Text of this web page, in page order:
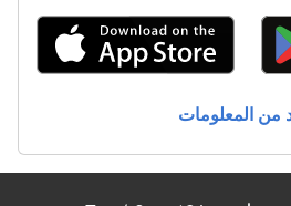
Fendt Tigo 60 Mr Profi
Fendt Twister 13010 T
Fendt Twister 8608 Dnمن المعلومات